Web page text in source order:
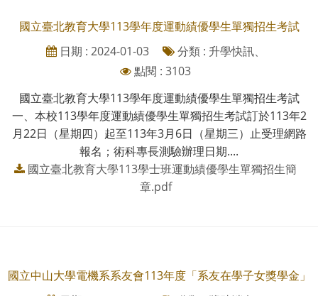
國立臺北教育大學113學年度運動績優學生單獨招生考試
日期 : 2024-01-03
分類 : 升學快訊、
點閱 : 3103
國立臺北教育大學113學年度運動績優學生單獨招生考試
一、本校113學年度運動績優學生單獨招生考試訂於113年2
月22日（星期四）起至113年3月6日（星期三）止受理網路
報名；術科專長測驗辦理日期....
國立臺北教育大學113學士班運動績優學生單獨招生簡
章.pdf
國立中山大學電機系系友會113年度「系友在學子女獎學金」